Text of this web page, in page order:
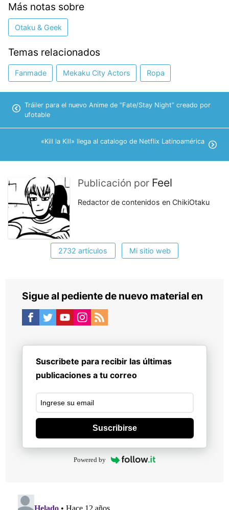
Más notas sobre
Otaku & Geek
Temas relacionados
Fanmade Mekaku City Actors Ropa
Tráiler para el nuevo Anime de “Fate/Stay Night” creado por
ufotable
«Kill la Kill» llega al catalogo de Netflix Latinoamérica
Publicación por Feel
Redactor de contenidos en ChikiOtaku
2732 artículos Mi sitio web
Sigue al pediente de nuevo material en
Suscribete para recibir las últimas
publicaciones a tu correo
Suscribirse
Powered by